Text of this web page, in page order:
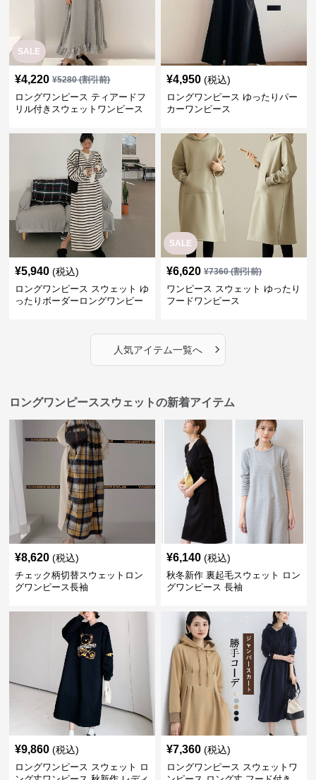
SALE
¥4,220 ¥5280(割引前)
ロングワンピース ティアードフ
リル付きスウェットワンピース
¥4,950 (税込)
ロングワンピース ゆったりパー
カーワンピース
¥5,940 (税込)
ロングワンピース スウェット ゆ
ったりボーダーロングワンピー
SALE
¥6,620 ¥7360(割引前)
ワンピース スウェット ゆったり
フードワンピース
人気アイテム一覧へ ›
ロングワンピーススウェットの新着アイテム
¥8,620 (税込)
チェック柄切替スウェットロン
グワンピース長袖
¥6,140 (税込)
秋冬新作 裏起毛スウェット ロン
グワンピース 長袖
¥9,860 (税込)
ロングワンピース スウェット ロ
¥7,360 (税込)
ロングワンピース スウェットワ